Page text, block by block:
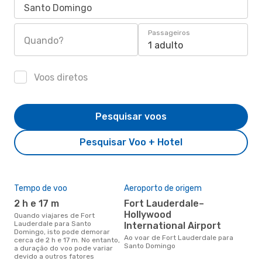
Santo Domingo
Quando?
Passageiros
1 adulto
Voos diretos
Pesquisar Voo + Hotel
Pesquisar voos
Tempo de voo
2 h e 17 m
Quando viajares de Fort
Lauderdale para Santo
Domingo, isto pode demorar
cerca de 2 h e 17 m. No entanto,
a duração do voo pode variar
devido a outros fatores
Aeroporto de origem
Fort Lauderdale–
Hollywood
International Airport
Ao voar de Fort Lauderdale para
Santo Domingo